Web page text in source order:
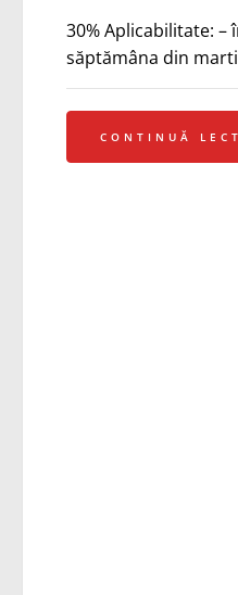
30% Aplicabilitate: –
săptămâna din
CONTINUĂ